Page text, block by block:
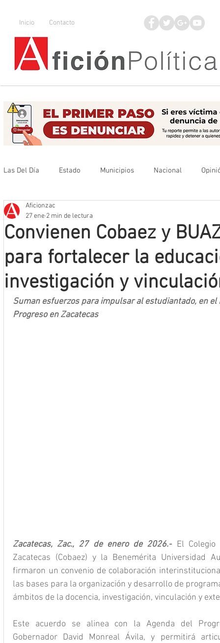
Inicio Contacto
Las Del Día Estado Municipios Nacional
Que no se olvide
Mineros LNBP
Convienen Cobaez y
para fortalecer la
investigación y
Aficionzac
27 ene 2 min de lectura
Suman esfuerzos para impulsar al estudiantado, en
Progreso en Zacatecas
Zacatecas, Zac., 27 de enero de 2026.- El
Zacatecas (Cobaez) y la Benemérita Universidad
firmaron un convenio de colaboración
las bases para la organización y desarrollo de
ámbitos de la docencia, investigación, vinculación y
Este acuerdo se alinea con la Agenda del
Gobernador David Monreal Ávila, y permitirá